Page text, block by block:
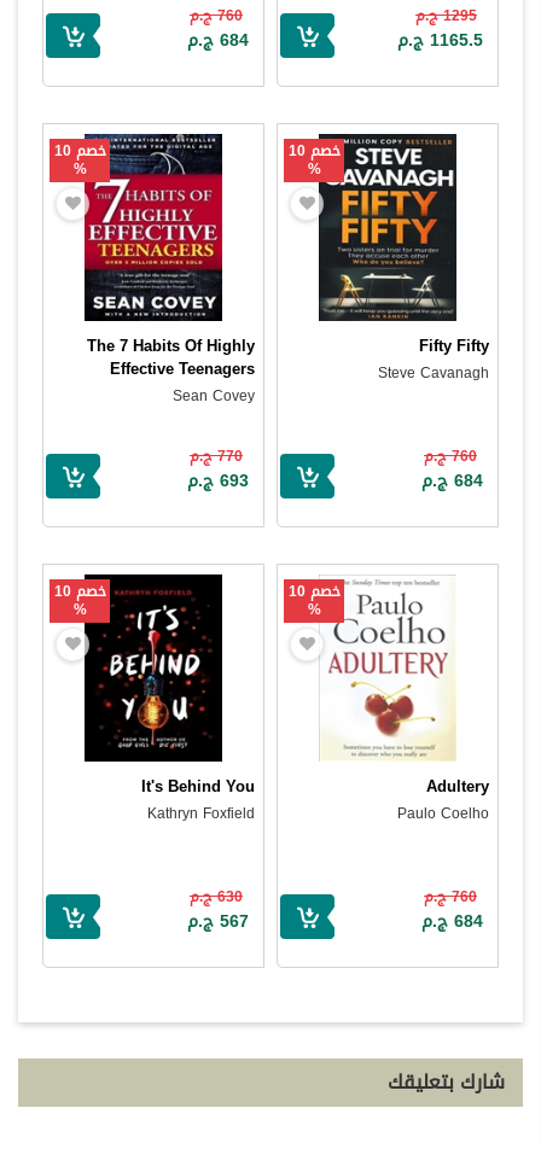
1295 ج.م
1165.5 ج.م
760 ج.م
684 ج.م
خصم 10
%
Fifty Fifty
Steve Cavanagh
760 ج.م
684 ج.م
خصم 10
%
The 7 Habits Of Highly
Effective Teenagers
Sean Covey
770 ج.م
693 ج.م
خصم 10
%
Adultery
Paulo Coelho
760 ج.م
684 ج.م
خصم 10
%
It's Behind You
Kathryn Foxfield
630 ج.م
567 ج.م
شارك بتعليقك